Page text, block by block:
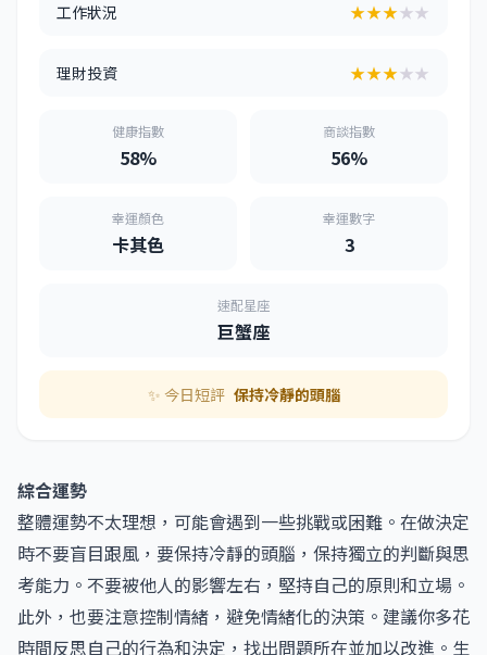
工作狀況 ★★★★★
理財投資 ★★★★★
健康指數
58%
商談指數
56%
幸運顏色
卡其色
幸運數字
3
速配星座
巨蟹座
✨ 今日短評 保持冷靜的頭腦
綜合運勢
整體運勢不太理想，可能會遇到一些挑戰或困難。在做決定
時不要盲目跟風，要保持冷靜的頭腦，保持獨立的判斷與思
考能力。不要被他人的影響左右，堅持自己的原則和立場。
此外，也要注意控制情緒，避免情緒化的決策。建議你多花
時間反思自己的行為和決定，找出問題所在並加以改進。生